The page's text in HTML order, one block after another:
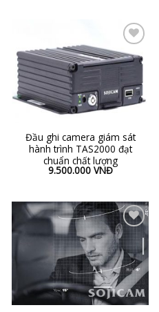
Add to
Wishlist
Đầu ghi camera giám sát
hành trình TAS2000 đạt
chuẩn chất lượng
9.500.000 VNĐ
Add to
Wishlist